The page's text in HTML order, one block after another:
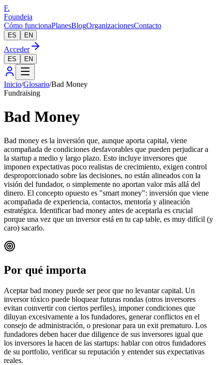
F.
Foundeia
Cómo funcionaPlanesBlogOrganizacionesContacto
ES EN
Acceder
ES EN
Inicio/Glosario/Bad Money
Fundraising
Bad Money
Bad money es la inversión que, aunque aporta capital, viene
acompañada de condiciones desfavorables que pueden perjudicar a
la startup a medio y largo plazo. Esto incluye inversores que
imponen expectativas poco realistas de crecimiento, exigen control
desproporcionado sobre las decisiones, no están alineados con la
visión del fundador, o simplemente no aportan valor más allá del
dinero. El concepto opuesto es "smart money": inversión que viene
acompañada de experiencia, contactos, mentoría y alineación
estratégica. Identificar bad money antes de aceptarla es crucial
porque una vez que un inversor está en tu cap table, es muy difícil (y
caro) sacarlo.
Por qué importa
Aceptar bad money puede ser peor que no levantar capital. Un
inversor tóxico puede bloquear futuras rondas (otros inversores
evitan coinvertir con ciertos perfiles), imponer condiciones que
diluyan excesivamente a los fundadores, generar conflictos en el
consejo de administración, o presionar para un exit prematuro. Los
fundadores deben hacer due diligence de sus inversores igual que
los inversores la hacen de las startups: hablar con otros fundadores
de su portfolio, verificar su reputación y entender sus expectativas
reales.